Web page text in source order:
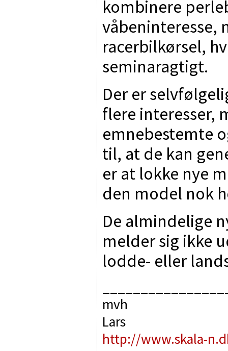
kombinere
våbeninteresse,
racerbilkørsel,
seminaragtigt.
Der er
flere interesser,
emnebestemte
til, at de kan
er at lokke nye
den model nok
De almindelige
melder sig ikke
lodde- eller
mvh
Lars
http://www.skala-